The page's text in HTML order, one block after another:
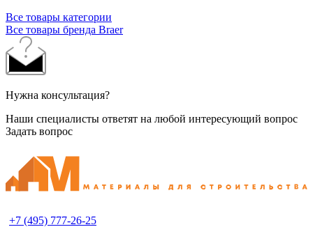
Все товары категории
Все товары бренда Braer
Нужна консультация?
Наши специалисты ответят на любой интересующий вопрос
Задать вопрос
+7 (495) 777-26-25